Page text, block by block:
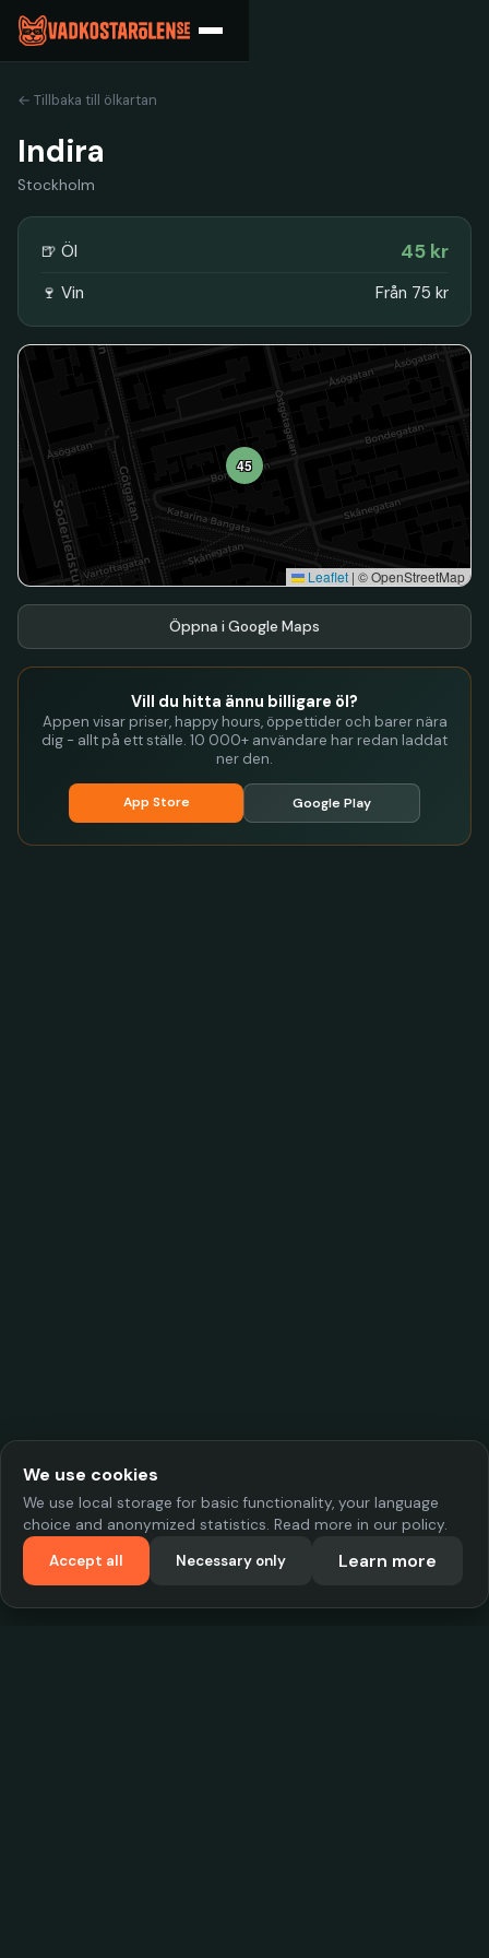
← Tillbaka till ölkartan
Indira
Stockholm
🍺 Öl 45 kr
🍷 Vin Från 75 kr
45
Leaflet | © OpenStreetMap
Öppna i Google Maps
Vill du hitta ännu billigare öl?
Appen visar priser, happy hours, öppettider och barer nära
dig - allt på ett ställe. 10 000+ användare har redan laddat
ner den.
App Store Google Play
We use cookies
We use local storage for basic functionality, your language
choice and anonymized statistics. Read more in our policy.
Accept all
Necessary only Learn more